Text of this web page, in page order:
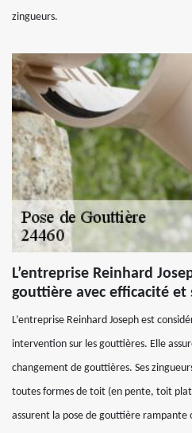
zingueurs.
L’entreprise Reinhard
gouttière avec efficacité et
L’entreprise Reinhard Joseph est
intervention sur les gouttières. Elle
changement de gouttières. Ses
toutes formes de toit (en pente, toit
assurent la pose de gouttière rampante